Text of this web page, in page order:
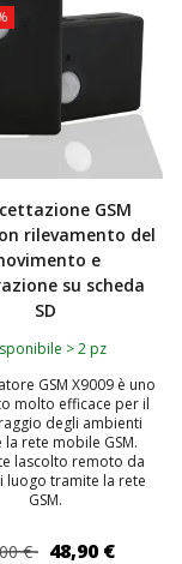
GSM
rilevamento del
e
su scheda
SD
> 2 pz
GSM X9009 è uno
molto efficace per il
degli ambienti
rete mobile GSM.
lascolto remoto da
luogo tramite la rete
GSM.
€ 48,90 €